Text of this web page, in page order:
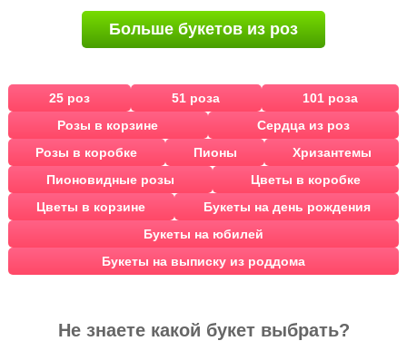
Больше букетов из роз
25 роз 51 роза
101 роза
Розы в корзине
Сердца из роз
Розы в коробке
Пионы
Хризантемы
Пионовидные розы
Цветы в коробке
Цветы в корзине
Букеты на день рождения
Букеты на юбилей
Букеты на выписку из роддома
Не знаете какой букет выбрать?